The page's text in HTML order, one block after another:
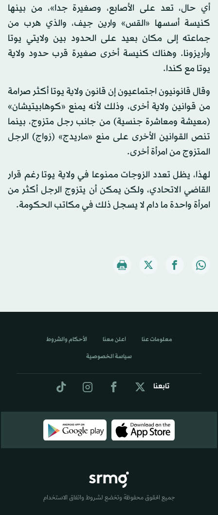
أي حال، تعد على الأصابع، وصغيرة جدا»، من بينها
كنيسة أسسها «القس» وارين جيف، والذي هرب من
جماعته إلى مكان بعيد على الحدود بين ولايتي يوتا
وأريزونا. وهناك كنيسة أخرى صغيرة قرب حدود ولاية
يوتا مع كندا.
وقال قانونيون اجتماعيون إن قانون ولاية يوتا أكثر صرامة
من قوانين ولاية أخرى، وذلك لأنه يمنع «كوهابيتيشان»
(معيشة ومعاشرة جنسية) من جانب رجل متزوج، بينما
تنص القوانين الأخرى على منع «ماريدج» (زواج) الرجل
المتزوج من امرأة أخرى.
لهذا، يظل تعدد الزوجات ممنوعا في ولاية يوتا رغم قرار
القاضي الاتحادي، ولكن يمكن أن يتزوج الرجل أكثر من
امرأة واحدة ما دام لا يسجل ذلك في مكاتب الحكومة.
تابعنا
معلومات عنا اعلن معنا الأحكام والشروط
سياسة الخصوصية
جميع الحقوق محفوظة وتخضع لشروط واتفاق الاستخدام